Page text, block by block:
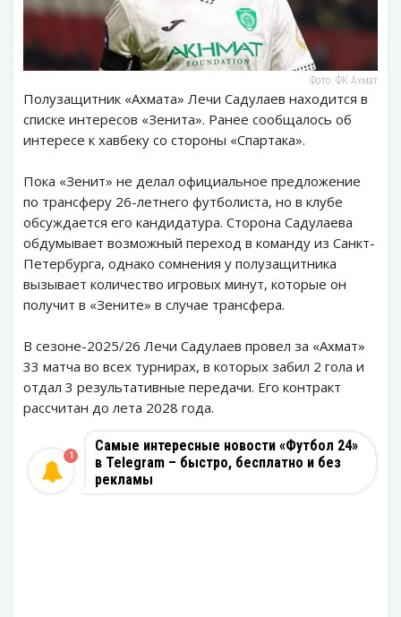
Фото: ФК Ахмат
Полузащитник «Ахмата» Лечи Садулаев находится в
списке интересов «Зенита». Ранее сообщалось об
интересе к хавбеку со стороны «Спартака».
Пока «Зенит» не делал официальное предложение
по трансферу 26-летнего футболиста, но в клубе
обсуждается его кандидатура. Сторона Садулаева
обдумывает возможный переход в команду из Санкт-
Петербурга, однако сомнения у полузащитника
вызывает количество игровых минут, которые он
получит в «Зените» в случае трансфера.
В сезоне-2025/26 Лечи Садулаев провел за «Ахмат»
33 матча во всех турнирах, в которых забил 2 гола и
отдал 3 результативные передачи. Его контракт
рассчитан до лета 2028 года.
Самые интересные новости «Футбол 24»
в Telegram – быстро, бесплатно и без
рекламы
1